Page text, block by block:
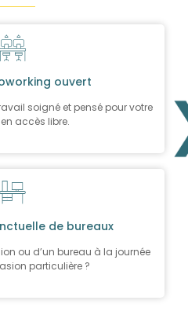
ouvert
soigné et pensé pour votre
accès libre.
de bureaux
ou d’un bureau à la journée
particulière ?